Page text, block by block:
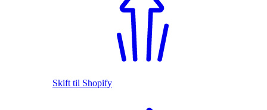
Skift til Shopify